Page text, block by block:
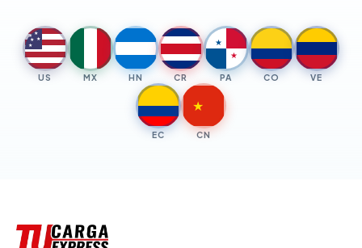
★ ★
★ ★
★
US MX HN CR
★
★
PA CO VE
EC
★
CN